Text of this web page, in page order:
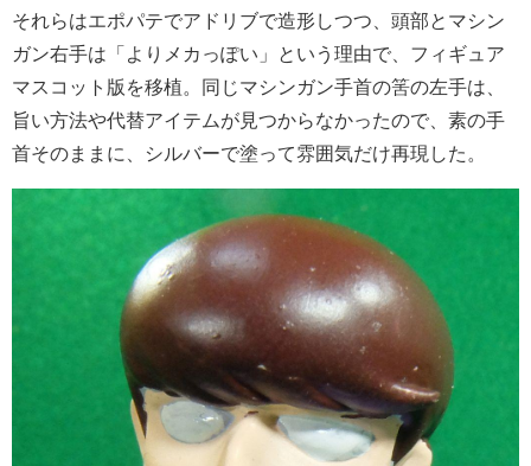
それらはエポパテでアドリブで造形しつつ、頭部とマシン
ガン右手は「よりメカっぽい」という理由で、フィギュア
マスコット版を移植。同じマシンガン手首の筈の左手は、
旨い方法や代替アイテムが見つからなかったので、素の手
首そのままに、シルバーで塗って雰囲気だけ再現した。